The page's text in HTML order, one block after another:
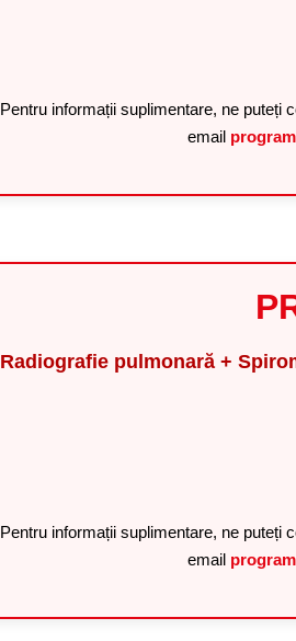
Pentru informații suplimentare, ne puteți
email
Radiografie pulmonară +
Pentru informații suplimentare, ne puteți
email